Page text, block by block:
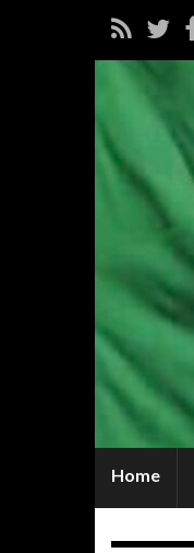
Home